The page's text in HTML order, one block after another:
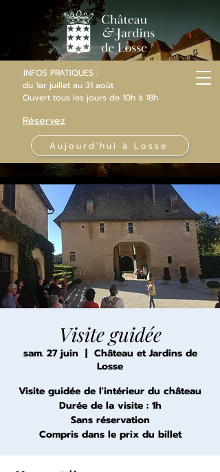
INFOS PRATIQUES :
du 1er juillet au 31 août
Ouvert tous les jours de 10h à 18h
Réservez
Aujourd'hui à Losse
Visite guidée
sam. 27 juin
  |
Château et Jardins de
Losse
Visite guidée de l'intérieur du château
Durée de la visite : 1h
Sans réservation
Compris dans le prix du billet